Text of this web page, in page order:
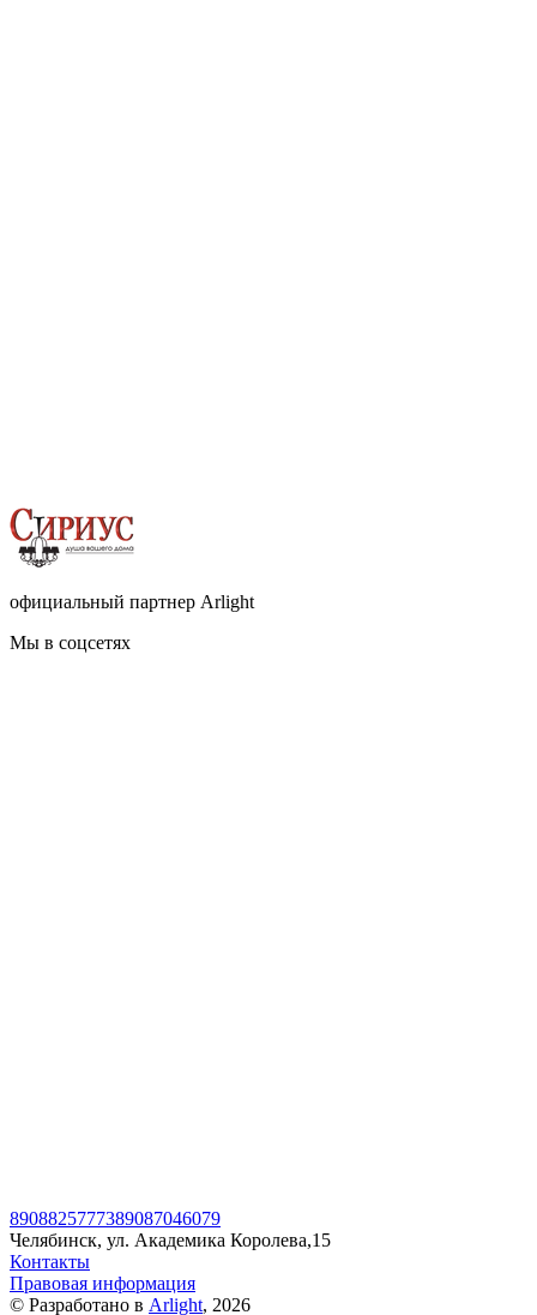
официальный партнер Arlight
Мы в соцсетях
8908825777389087046079
Челябинск, ул. Академика Королева,15
Контакты
Правовая информация
© Разработано в Arlight, 2026